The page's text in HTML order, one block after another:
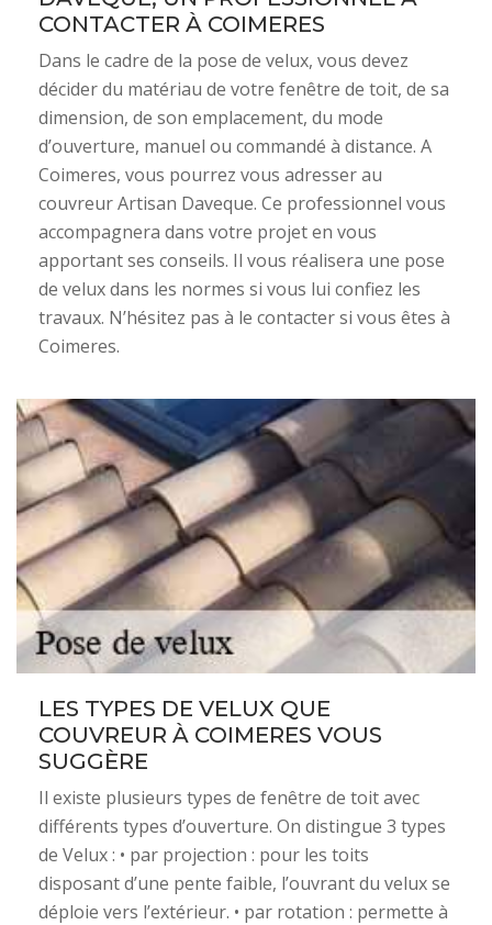
CONTACTER À COIMERES
Dans le cadre de la pose de velux, vous devez
décider du matériau de votre fenêtre de toit, de sa
dimension, de son emplacement, du mode
d’ouverture, manuel ou commandé à distance. A
Coimeres, vous pourrez vous adresser au
couvreur Artisan Daveque. Ce professionnel vous
accompagnera dans votre projet en vous
apportant ses conseils. Il vous réalisera une pose
de velux dans les normes si vous lui confiez les
travaux. N’hésitez pas à le contacter si vous êtes à
Coimeres.
LES TYPES DE VELUX QUE
COUVREUR À COIMERES VOUS
SUGGÈRE
Il existe plusieurs types de fenêtre de toit avec
différents types d’ouverture. On distingue 3 types
de Velux : • par projection : pour les toits
disposant d’une pente faible, l’ouvrant du velux se
déploie vers l’extérieur. • par rotation : permette à